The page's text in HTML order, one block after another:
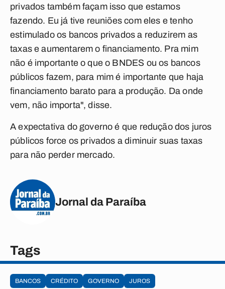
privados também façam isso que estamos
fazendo. Eu já tive reuniões com eles e tenho
estimulado os bancos privados a reduzirem as
taxas e aumentarem o financiamento. Pra mim
não é importante o que o BNDES ou os bancos
públicos fazem, para mim é importante que haja
financiamento barato para a produção. Da onde
vem, não importa", disse.
A expectativa do governo é que redução dos juros
públicos force os privados a diminuir suas taxas
para não perder mercado.
Jornal da Paraíba
Tags
BANCOS CRÉDITO GOVERNO JUROS